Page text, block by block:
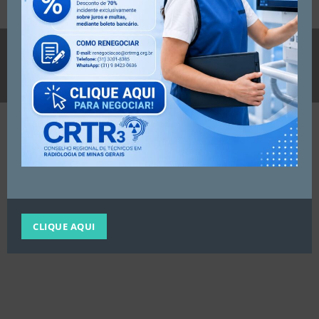
ATENDIMENTO CORED-MG COREFI-MG
DIRETORIA
TUTORIAIS NOVO SISTEMA
ELEIÇÕES PORTARIAS TESTE
© Newspaper WordPress Theme by TagDiv
CLIQUE AQUI